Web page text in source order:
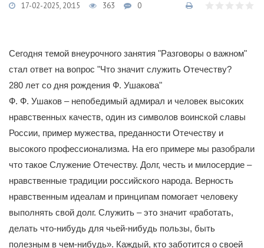
17-02-2025, 20:15 363 0
Сегодня темой внеурочного занятия "Разговоры о важном"
стал ответ на вопрос "Что значит служить Отечеству?
280 лет со дня рождения Ф. Ушакова"
Ф. Ф. Ушаков – непобедимый адмирал и человек высоких
нравственных качеств, один из символов воинской славы
России, пример мужества, преданности Отечеству и
высокого профессионализма. На его примере мы разобрали
что такое Служение Отечеству. Долг, честь и милосердие –
нравственные традиции российского народа. Верность
нравственным идеалам и принципам помогает человеку
выполнять свой долг. Служить – это значит «работать,
делать что-нибудь для чьей-нибудь пользы, быть
полезным в чем-нибудь». Каждый, кто заботится о своей